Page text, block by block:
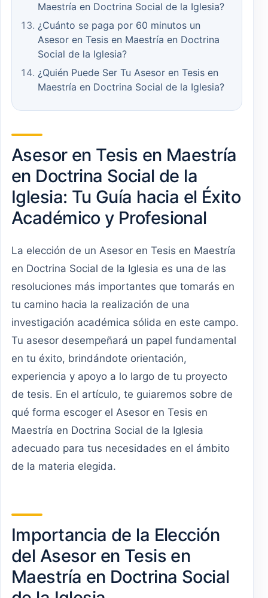
Maestría en Doctrina Social de la Iglesia?
¿Cuánto se paga por 60 minutos un
Asesor en Tesis en Maestría en Doctrina
Social de la Iglesia?
¿Quién Puede Ser Tu Asesor en Tesis en
Maestría en Doctrina Social de la Iglesia?
Asesor en Tesis en Maestría
en Doctrina Social de la
Iglesia: Tu Guía hacia el Éxito
Académico y Profesional
La elección de un Asesor en Tesis en Maestría
en Doctrina Social de la Iglesia es una de las
resoluciones más importantes que tomarás en
tu camino hacia la realización de una
investigación académica sólida en este campo.
Tu asesor desempeñará un papel fundamental
en tu éxito, brindándote orientación,
experiencia y apoyo a lo largo de tu proyecto
de tesis. En el artículo, te guiaremos sobre de
qué forma escoger el Asesor en Tesis en
Maestría en Doctrina Social de la Iglesia
adecuado para tus necesidades en el ámbito
de la materia elegida.
Importancia de la Elección
del Asesor en Tesis en
Maestría en Doctrina Social